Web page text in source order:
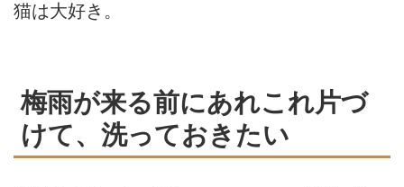
猫は大好き。
梅雨が来る前にあれこれ片づ
けて、洗っておきたい